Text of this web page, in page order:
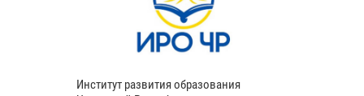
Институт развития образования